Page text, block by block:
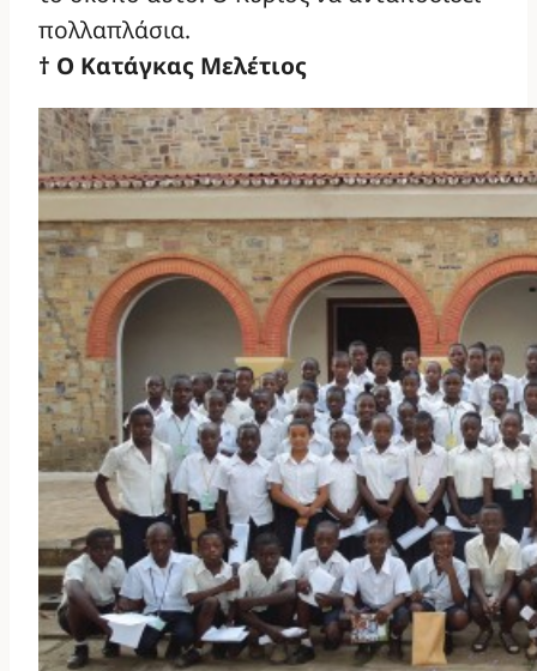
πολλαπλάσια.
† Ο Κατάγκας Μελέτιος